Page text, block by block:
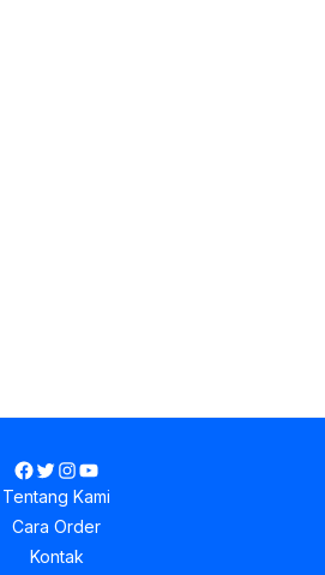
Facebook
Twitter
Instagram
YouTube
Tentang Kami
Cara Order
Kontak